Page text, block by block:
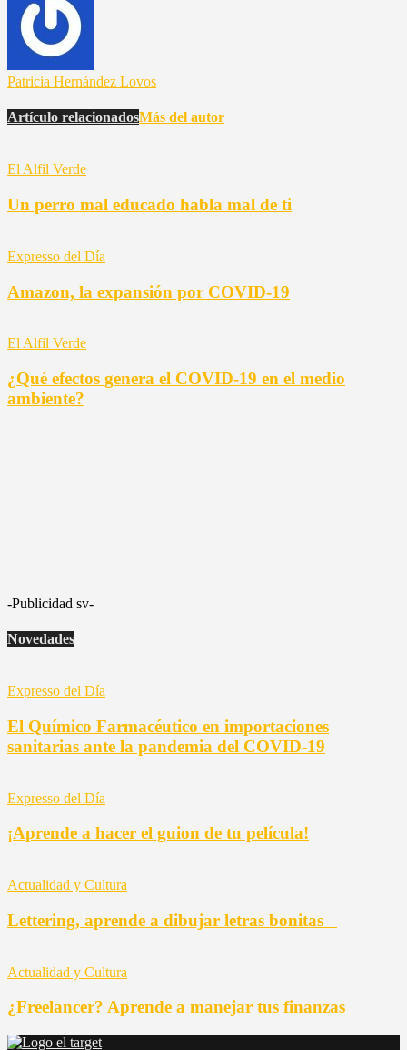
Patricia Hernández Lovos
Artículo relacionadosMás del autor
El Alfil Verde
Un perro mal educado habla mal de ti
Expresso del Día
Amazon, la expansión por COVID-19
El Alfil Verde
¿Qué efectos genera el COVID-19 en el medio
ambiente?
-Publicidad sv-
Novedades
Expresso del Día
El Químico Farmacéutico en importaciones
sanitarias ante la pandemia del COVID-19
Expresso del Día
¡Aprende a hacer el guion de tu película!
Actualidad y Cultura
Lettering, aprende a dibujar letras bonitas
Actualidad y Cultura
¿Freelancer? Aprende a manejar tus finanzas